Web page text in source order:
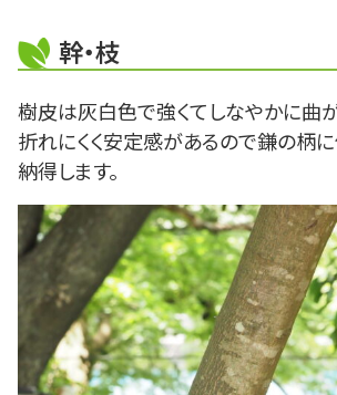
幹・枝
樹皮は灰白色で強くてしなやかに曲が
折れにくく安定感があるので鎌の柄
納得します。